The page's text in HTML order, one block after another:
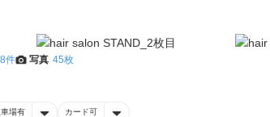
件 写真 45枚
場有 カード可